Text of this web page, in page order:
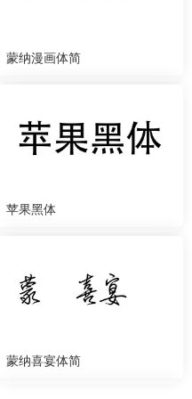
蒙纳漫画体简
苹果黑体
蒙纳喜宴体简